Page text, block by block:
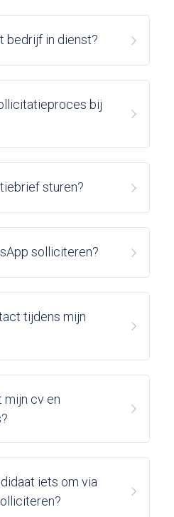
bedrijf in dienst?
bij
sturen?
solliciteren?
tijdens mijn
mijn cv en
iets om via